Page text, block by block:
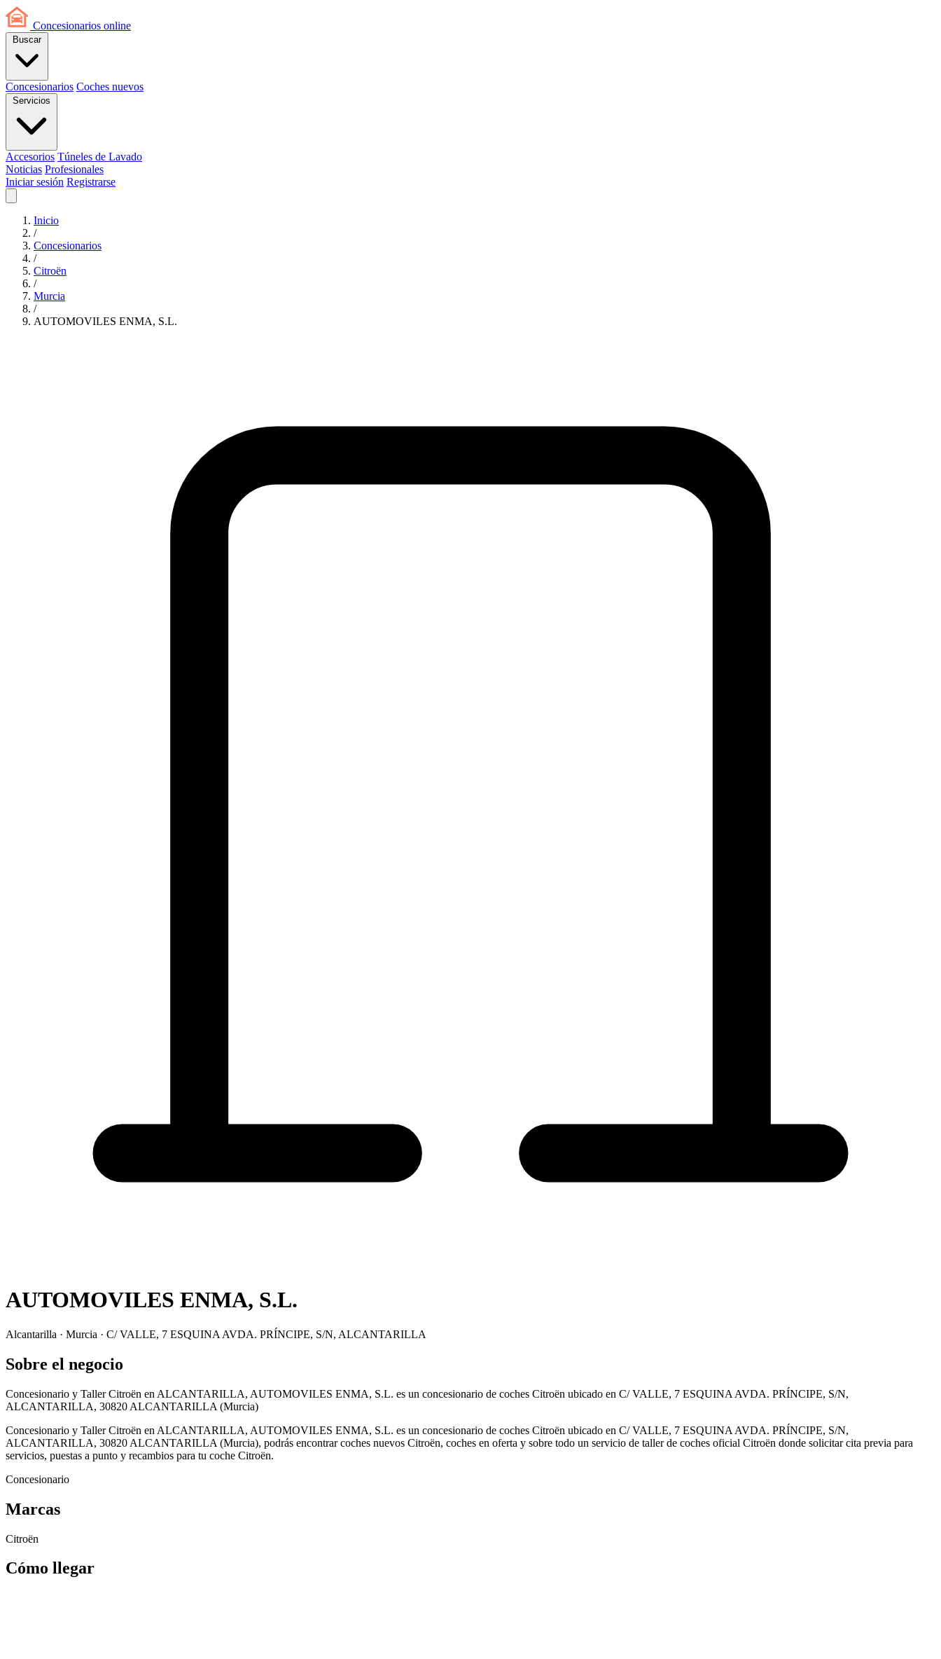
Concesionarios online
Buscar
Concesionarios Coches nuevos
Servicios
Accesorios Túneles de Lavado
Noticias Profesionales
Iniciar sesión Registrarse
Inicio
/
Concesionarios
/
Citroën
/
Murcia
/
AUTOMOVILES ENMA, S.L.
AUTOMOVILES ENMA, S.L.
Alcantarilla · Murcia · C/ VALLE, 7 ESQUINA AVDA. PRÍNCIPE, S/N, ALCANTARILLA
Sobre el negocio
Concesionario y Taller Citroën en ALCANTARILLA, AUTOMOVILES ENMA, S.L. es un concesionario de coches Citroën ubicado en C/ VALLE, 7 ESQUINA AVDA. PRÍNCIPE, S/N,
ALCANTARILLA, 30820 ALCANTARILLA (Murcia)
Concesionario y Taller Citroën en ALCANTARILLA, AUTOMOVILES ENMA, S.L. es un concesionario de coches Citroën ubicado en C/ VALLE, 7 ESQUINA AVDA. PRÍNCIPE, S/N,
ALCANTARILLA, 30820 ALCANTARILLA (Murcia), podrás encontrar coches nuevos Citroën, coches en oferta y sobre todo un servicio de taller de coches oficial Citroën donde solicitar cita previa para
servicios, puestas a punto y recambios para tu coche Citroën.
Concesionario
Marcas
Citroën
Cómo llegar